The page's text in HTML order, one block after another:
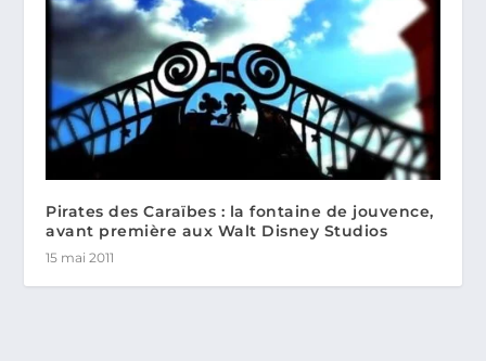
Pirates des Caraïbes : la fontaine de jouvence,
avant première aux Walt Disney Studios
15 mai 2011